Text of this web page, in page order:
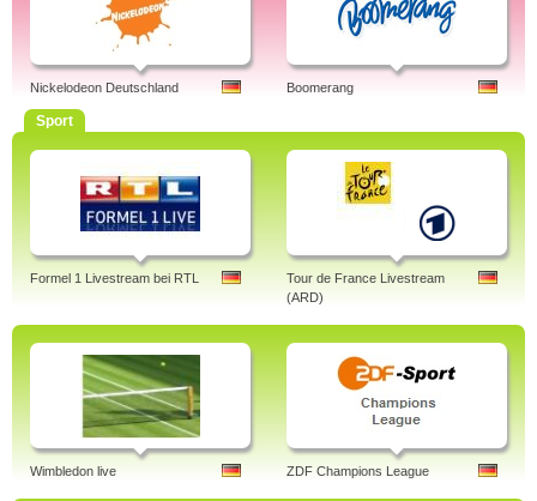
Nickelodeon Deutschland Boomerang
Sport
Formel 1 Livestream bei RTL
Tour de France Livestream
(ARD)
Wimbledon live ZDF Champions League